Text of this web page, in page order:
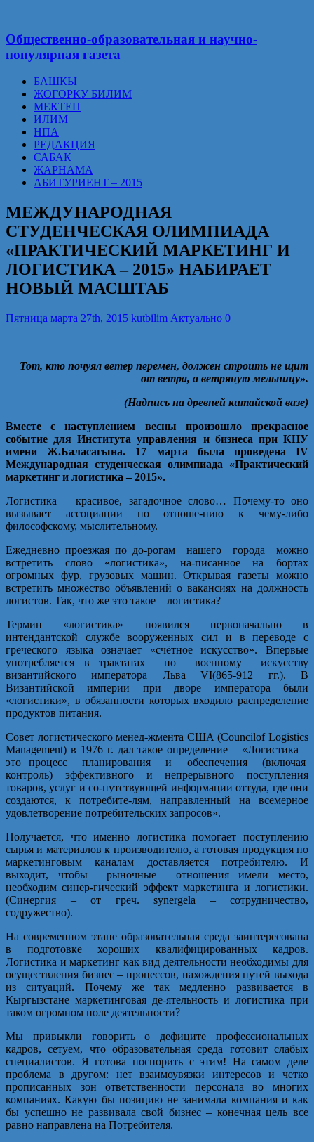
Общественно-образовательная и научно-
популярная газета
БАШКЫ
ЖОГОРКУ БИЛИМ
МЕКТЕП
ИЛИМ
НПА
РЕДАКЦИЯ
САБАК
ЖАРНАМА
АБИТУРИЕНТ – 2015
МЕЖДУНАРОДНАЯ
СТУДЕНЧЕСКАЯ ОЛИМПИАДА
«ПРАКТИЧЕСКИЙ МАРКЕТИНГ И
ЛОГИСТИКА – 2015» НАБИРАЕТ
НОВЫЙ МАСШТАБ
Пятница марта 27th, 2015 kutbilim Актуально 0
Тот, кто почуял ветер перемен, должен строить не щит
от ветра, а ветряную мельницу».
(Надпись на древней китайской вазе)
Вместе с наступлением весны произошло прекрасное
событие для Института управления и бизнеса при КНУ
имени Ж.Баласагына. 17 марта была проведена IV
Международная студенческая олимпиада «Практический
маркетинг и логистика – 2015».
Логистика – красивое, загадочное слово… Почему-то оно
вызывает ассоциации по отноше-нию к чему-либо
философскому, мыслительному.
Ежедневно проезжая по до-рогам нашего города можно
встретить слово «логистика», на-писанное на бортах
огромных фур, грузовых машин. Открывая газеты можно
встретить множество объявлений о вакансиях на должность
логистов. Так, что же это такое – логистика?
Термин «логистика» появился первоначально в
интендантской службе вооруженных сил и в переводе с
греческого языка означает «счётное искусство». Впервые
употребляется в трактатах по военному искусству
византийского императора Льва VI(865-912 гг.). В
Византийской империи при дворе императора были
«логистики», в обязанности которых входило распределение
продуктов питания.
Совет логистического менед-жмента США (Councilof Logistics
Management) в 1976 г. дал такое определение – «Логистика –
это процесс планирования и обеспечения (включая
контроль) эффективного и непрерывного поступления
товаров, услуг и со-путствующей информации оттуда, где они
создаются, к потребите-лям, направленный на всемерное
удовлетворение потребительских запросов».
Получается, что именно логистика помогает поступлению
сырья и материалов к производителю, а готовая продукция по
маркетинговым каналам доставляется потребителю. И
выходит, чтобы рыночные отношения имели место,
необходим синер-гический эффект маркетинга и логистики.
(Синергия – от греч. synergela – сотрудничество,
содружество).
На современном этапе образовательная среда заинтересована
в подготовке хороших квалифицированных кадров.
Логистика и маркетинг как вид деятельности необходимы для
осуществления бизнес – процессов, нахождения путей выхода
из ситуаций. Почему же так медленно развивается в
Кыргызстане маркетинговая де-ятельность и логистика при
таком огромном поле деятельности?
Мы привыкли говорить о дефиците профессиональных
кадров, сетуем, что образовательная среда готовит слабых
специалистов. Я готова поспорить с этим! На самом деле
проблема в другом: нет взаимоувязки интересов и четко
прописанных зон ответственности персонала во многих
компаниях. Какую бы позицию не занимала компания и как
бы успешно не развивала свой бизнес – конечная цель все
равно направлена на Потребителя.